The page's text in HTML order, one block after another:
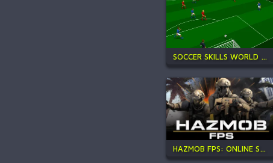
SOCCER SKILLS WORLD CUP
HAZMOB FPS: ONLINE SHOOTER